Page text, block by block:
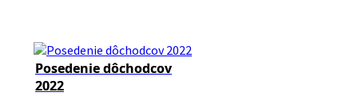
Posedenie dôchodcov
2022